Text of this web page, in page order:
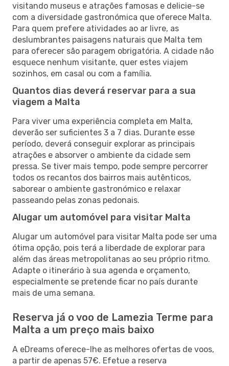
visitando museus e atrações famosas e delicie-se
com a diversidade gastronómica que oferece Malta.
Para quem prefere atividades ao ar livre, as
deslumbrantes paisagens naturais que Malta tem
para oferecer são paragem obrigatória. A cidade não
esquece nenhum visitante, quer estes viajem
sozinhos, em casal ou com a família.
Quantos dias deverá reservar para a sua
viagem a Malta
Para viver uma experiência completa em Malta,
deverão ser suficientes 3 a 7 dias. Durante esse
período, deverá conseguir explorar as principais
atrações e absorver o ambiente da cidade sem
pressa. Se tiver mais tempo, pode sempre percorrer
todos os recantos dos bairros mais autênticos,
saborear o ambiente gastronómico e relaxar
passeando pelas zonas pedonais.
Alugar um automóvel para visitar Malta
Alugar um automóvel para visitar Malta pode ser uma
ótima opção, pois terá a liberdade de explorar para
além das áreas metropolitanas ao seu próprio ritmo.
Adapte o itinerário à sua agenda e orçamento,
especialmente se pretende ficar no país durante
mais de uma semana.
Reserva já o voo de Lamezia Terme para
Malta a um preço mais baixo
A eDreams oferece-lhe as melhores ofertas de voos,
a partir de apenas 57€. Efetue a reserva